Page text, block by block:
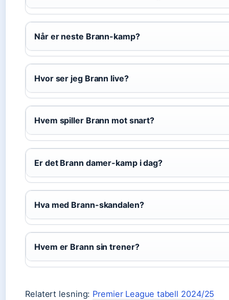
Når er neste Brann-kamp?
Hvor ser jeg Brann live?
Hvem spiller Brann mot snart?
Er det Brann damer-kamp i dag?
Hva med Brann-skandalen?
Hvem er Brann sin trener?
Relatert lesning: Premier League tabell 2024/25